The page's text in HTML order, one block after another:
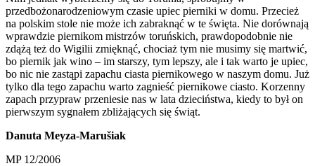
przedbożonarodzeniowym czasie upiec pierniki w domu. Przecież
na polskim stole nie może ich zabraknąć w te święta. Nie dorównają
wprawdzie piernikom mistrzów toruńskich, prawdopodobnie nie
zdążą też do Wigilii zmięknąć, chociaż tym nie musimy się martwić,
bo piernik jak wino – im starszy, tym lepszy, ale i tak warto je upiec,
bo nic nie zastąpi zapachu ciasta piernikowego w naszym domu. Już
tylko dla tego zapachu warto zagnieść piernikowe ciasto. Korzenny
zapach przypraw przeniesie nas w lata dzieciństwa, kiedy to był on
pierwszym sygnałem zbliżających się świąt.
Danuta Meyza-Marušiak
MP 12/2006